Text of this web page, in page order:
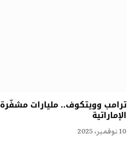
ترامب وويتكوف.. مليارات
الإماراتية
10 نوفمبر، 2025